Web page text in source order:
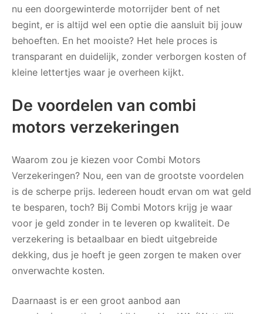
nu een doorgewinterde motorrijder bent of net
begint, er is altijd wel een optie die aansluit bij jouw
behoeften. En het mooiste? Het hele proces is
transparant en duidelijk, zonder verborgen kosten of
kleine lettertjes waar je overheen kijkt.
De voordelen van combi
motors verzekeringen
Waarom zou je kiezen voor Combi Motors
Verzekeringen? Nou, een van de grootste voordelen
is de scherpe prijs. Iedereen houdt ervan om wat geld
te besparen, toch? Bij Combi Motors krijg je waar
voor je geld zonder in te leveren op kwaliteit. De
verzekering is betaalbaar en biedt uitgebreide
dekking, dus je hoeft je geen zorgen te maken over
onverwachte kosten.
Daarnaast is er een groot aanbod aan